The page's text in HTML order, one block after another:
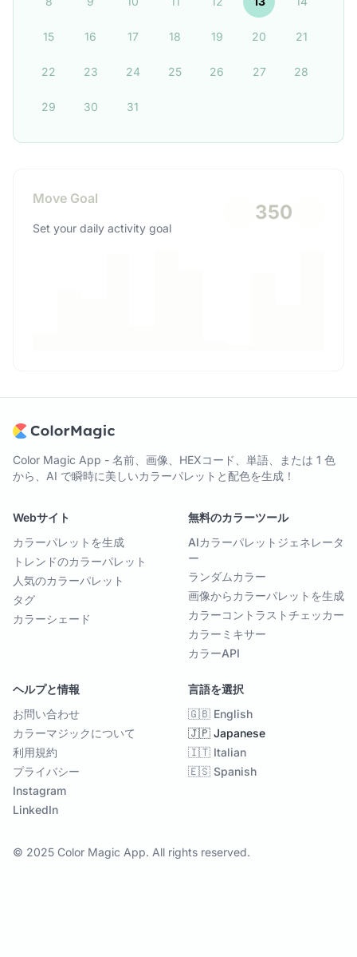
15 16 17 18 19 20 21
22 23 24 25 26 27 28
29 30 31
Move Goal
Set your daily activity goal
350
Color Magic App - 名前、画像、HEXコード、単語、または 1 色
から、AI で瞬時に美しいカラーパレットと配色を生成！
Webサイト
カラーパレットを生成
トレンドのカラーパレット
人気のカラーパレット
タグ
カラーシェード
無料のカラーツール
AIカラーパレットジェネレータ
ー
ランダムカラー
画像からカラーパレットを生成
カラーコントラストチェッカー
カラーミキサー
カラーAPI
ヘルプと情報
お問い合わせ
カラーマジックについて
利用規約
プライバシー
Instagram
LinkedIn
言語を選択
🇬🇧 English
🇯🇵 Japanese
🇮🇹 Italian
🇪🇸 Spanish
© 2025 Color Magic App. All rights reserved.